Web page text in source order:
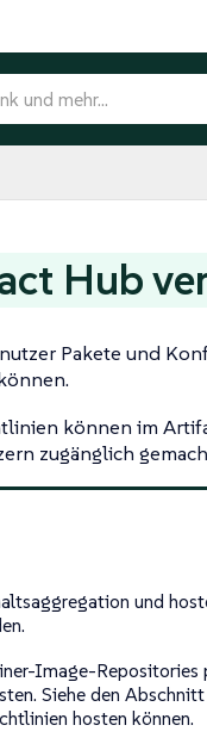
Hub
Pakete und
können im
zugänglich
und
Image-Repositories
Siehe den Abschnitt
hosten können.